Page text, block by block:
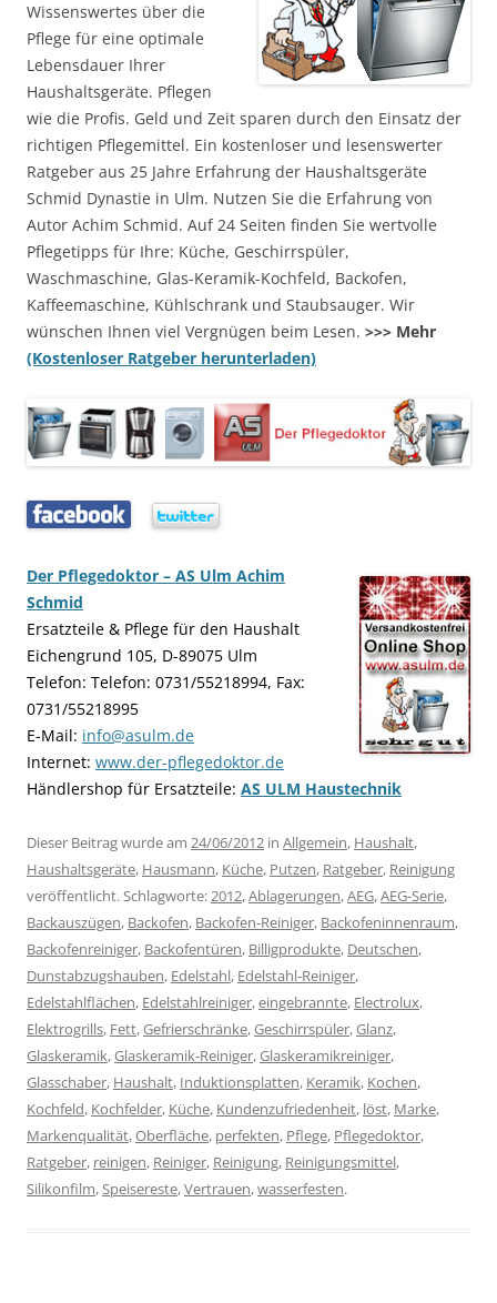
Wissenswertes über die
Pflege für eine optimale
Lebensdauer Ihrer
Haushaltsgeräte. Pflegen
wie die Profis. Geld und Zeit sparen durch den Einsatz der
richtigen Pflegemittel. Ein kostenloser und lesenswerter
Ratgeber aus 25 Jahre Erfahrung der Haushaltsgeräte
Schmid Dynastie in Ulm. Nutzen Sie die Erfahrung von
Autor Achim Schmid. Auf 24 Seiten finden Sie wertvolle
Pflegetipps für Ihre: Küche, Geschirrspüler,
Waschmaschine, Glas-Keramik-Kochfeld, Backofen,
Kaffeemaschine, Kühlschrank und Staubsauger. Wir
wünschen Ihnen viel Vergnügen beim Lesen. >>> Mehr
(Kostenloser Ratgeber herunterladen)
Der Pflegedoktor – AS Ulm Achim
Schmid
Ersatzteile & Pflege für den Haushalt
Eichengrund 105, D-89075 Ulm
Telefon: Telefon: 0731/55218994, Fax:
0731/55218995
E-Mail: info@asulm.de
Internet: www.der-pflegedoktor.de
Händlershop für Ersatzteile: AS ULM Haustechnik
Dieser Beitrag wurde am 24/06/2012 in Allgemein, Haushalt,
Haushaltsgeräte, Hausmann, Küche, Putzen, Ratgeber, Reinigung
veröffentlicht. Schlagworte:2012,Ablagerungen,AEG,AEG-Serie,
Backauszügen, Backofen, Backofen-Reiniger, Backofeninnenraum,
Backofenreiniger, Backofentüren, Billigprodukte, Deutschen,
Dunstabzugshauben, Edelstahl, Edelstahl-Reiniger,
Edelstahlflächen, Edelstahlreiniger,eingebrannte, Electrolux,
Elektrogrills, Fett,Gefrierschränke,Geschirrspüler,Glanz,
Glaskeramik,Glaskeramik-Reiniger,Glaskeramikreiniger,
Glasschaber, Haushalt, Induktionsplatten, Keramik, Kochen,
Kochfeld, Kochfelder, Küche, Kundenzufriedenheit, löst, Marke,
Markenqualität,Oberfläche, perfekten, Pflege, Pflegedoktor,
Ratgeber, reinigen, Reiniger, Reinigung, Reinigungsmittel,
Silikonfilm,Speisereste,Vertrauen,wasserfesten.